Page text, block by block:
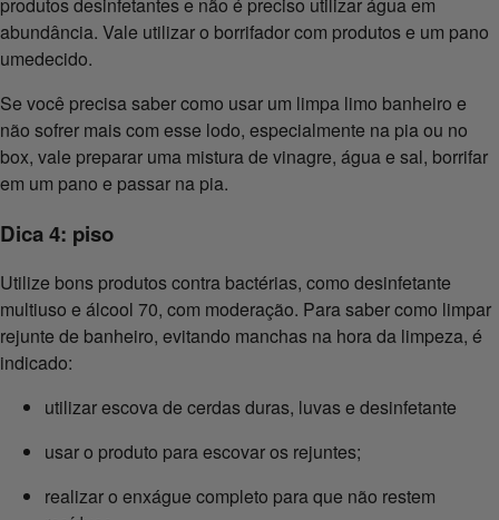
abundância. Vale utilizar o borrifador com produtos e um pano
umedecido.
Se você precisa saber como usar um limpa limo banheiro e
não sofrer mais com esse lodo, especialmente na pia ou no
box, vale preparar uma mistura de vinagre, água e sal, borrifar
em um pano e passar na pia.
Dica 4: piso
Utilize bons produtos contra bactérias, como desinfetante
multiuso e álcool 70, com moderação. Para saber como limpar
rejunte de banheiro, evitando manchas na hora da limpeza, é
indicado:
utilizar escova de cerdas duras, luvas e desinfetante
usar o produto para escovar os rejuntes;
realizar o enxágue completo para que não restem